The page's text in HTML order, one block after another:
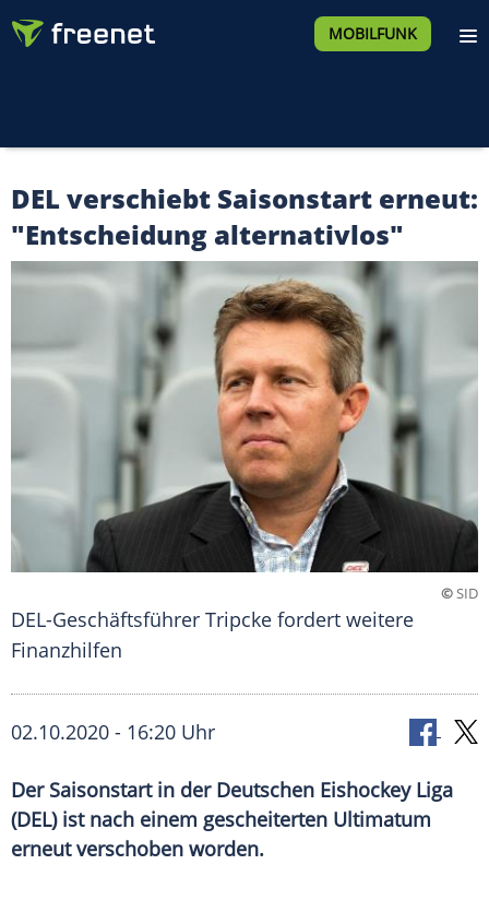
MOBILFUNK
DEL verschiebt Saisonstart erneut:
"Entscheidung alternativlos"
©SID
DEL-Geschäftsführer Tripcke fordert weitere
Finanzhilfen
02.10.2020 - 16:20 Uhr
Der Saisonstart in der Deutschen Eishockey Liga
(DEL) ist nach einem gescheiterten Ultimatum
erneut verschoben worden.